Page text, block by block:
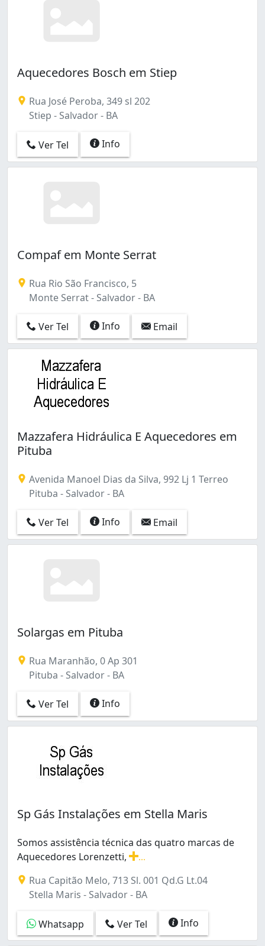
Aquecedores Bosch em Stiep
Rua José Peroba, 349 sl 202
Stiep - Salvador - BA
Ver Tel Info
Compaf em Monte Serrat
Rua Rio São Francisco, 5
Monte Serrat - Salvador - BA
Ver Tel Info Email
Mazzafera Hidráulica E Aquecedores em
Pituba
Avenida Manoel Dias da Silva, 992 Lj 1 Terreo
Pituba - Salvador - BA
Ver Tel Info Email
Solargas em Pituba
Rua Maranhão, 0 Ap 301
Pituba - Salvador - BA
Ver Tel Info
Sp Gás Instalações em Stella Maris
Somos assistência técnica das quatro marcas de
Aquecedores Lorenzetti,
Rua Capitão Melo, 713 Sl. 001 Qd.G Lt.04
Stella Maris - Salvador - BA
Whatsapp Ver Tel Info